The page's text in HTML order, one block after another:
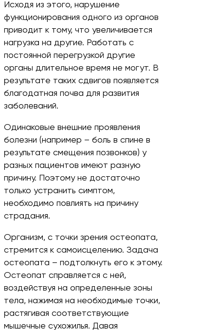
Исходя из этого, нарушение
функционирования одного из органов
приводит к тому, что увеличивается
нагрузка на другие. Работать с
постоянной перегрузкой другие
органы длительное время не могут. В
результате таких сдвигов появляется
благодатная почва для развития
заболеваний.
Одинаковые внешние проявления
болезни (например – боль в спине в
результате смещения позвонков) у
разных пациентов имеют разную
причину. Поэтому не достаточно
только устранить симптом,
необходимо повлиять на причину
страдания.
Организм, с точки зрения остеопата,
стремится к самоисцелению. Задача
остеопата – подтолкнуть его к этому.
Остеопат справляется с ней,
воздействуя на определенные зоны
тела, нажимая на необходимые точки,
растягивая соответствующие
мышечные сухожилья. Давая